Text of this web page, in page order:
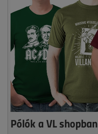
Pólók a VL shopban